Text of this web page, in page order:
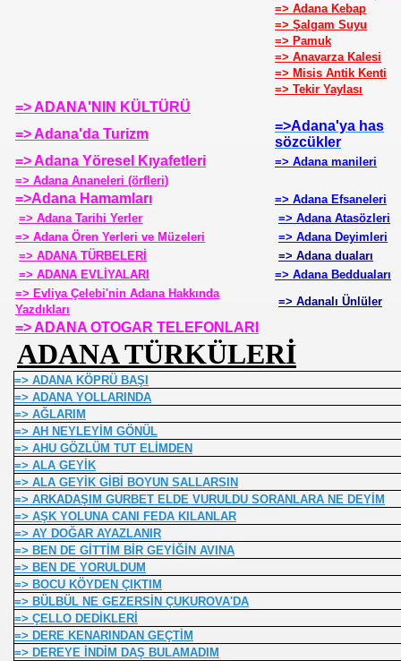
=> Adana Kebap
=> Şalgam Suyu
=> Pamuk
=> Anavarza Kalesi
=> Misis Antik Kenti
=> Tekir Yaylası
=> ADANA'NIN KÜLTÜRÜ
=> Adana'da Turizm
=>Adana'ya has
sözcükler
=> Adana Yöresel Kıyafetleri
=> Adana manileri
=> Adana Ananeleri (örfleri)
=>Adana Hamamları
=> Adana Efsaneleri
=> Adana Tarihi Yerler
=> Adana Atasözleri
=> Adana Ören Yerleri ve Müzeleri
=> Adana Deyimleri
=> ADANA TÜRBELERİ
=> Adana duaları
=> ADANA EVLİYALARI
=> Adana Bedduaları
=> Evliya Çelebi'nin Adana Hakkında
Yazdıkları
=> Adanalı Ünlüler
=> ADANA OTOGAR TELEFONLARI
ADANA TÜRKÜLERİ
=> ADANA KÖPRÜ BAŞI
=> ADANA YOLLARINDA
=> AĞLARIM
=> AH NEYLEYİM GÖNÜL
=> AHU GÖZLÜM TUT ELİMDEN
=> ALA GEYİK
=> ALA GEYİK GİBİ BOYUN SALLARSIN
=> ARKADAŞIM GURBET ELDE VURULDU SORANLARA NE DEYİM
=> AŞK YOLUNA CANI FEDA KILANLAR
=> AY DOĞAR AYAZLANIR
=> BEN DE GİTTİM BİR GEYİĞİN AVINA
=> BEN DE YORULDUM
=> BOCU KÖYDEN ÇIKTIM
=> BÜLBÜL NE GEZERSİN ÇUKUROVA'DA
=> ÇELLO DEDİKLERİ
=> DERE KENARINDAN GEÇTİM
=> DEREYE İNDİM DAŞ BULAMADIM